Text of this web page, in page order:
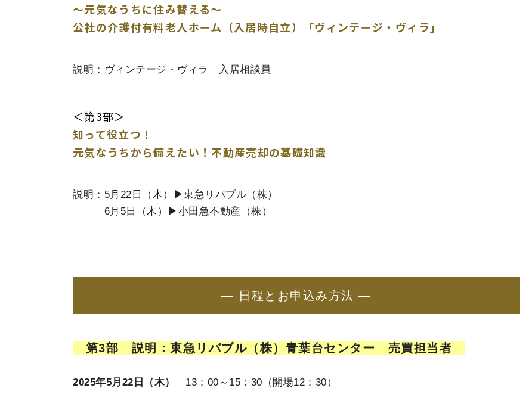
～元気なうちに住み替える～
公社の介護付有料老人ホーム（入居時自立）「ヴィンテージ・ヴィラ」
説明：ヴィンテージ・ヴィラ 入居相談員
＜第3部＞
知って役立つ！
元気なうちから備えたい！不動産売却の基礎知識
説明：5月22日（木）▶東急リバブル（株）
6月5日（木）▶小田急不動産（株）
― 日程とお申込み方法 ―
第3部 説明：東急リバブル（株）青葉台センター 売買担当者
2025年5月22日（木） 13：00～15：30（開場12：30）